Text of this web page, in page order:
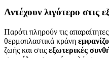
Αντέχουν λιγότερο στις
Παρότι πληρούν τις απαραίτητες
θερμοπλαστικά κράνη
ζωής και στις εξωτερικές